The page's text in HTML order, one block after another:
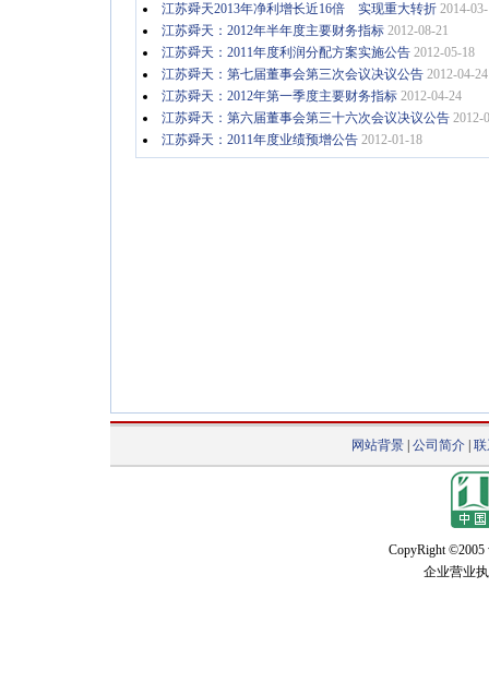
江苏舜天2013年净利增长近16倍 实现重大转折 2014-
江苏舜天：2012年半年度主要财务指标 2012-08-21
江苏舜天：2011年度利润分配方案实施公告 2012-05-18
江苏舜天：第七届董事会第三次会议决议公告 2012-04-24
江苏舜天：2012年第一季度主要财务指标 2012-04-24
江苏舜天：第六届董事会第三十六次会议决议公告 2012-
江苏舜天：2011年度业绩预增公告 2012-01-18
网站背景| 公司简介| 联
CopyRight ©2005
企业营业